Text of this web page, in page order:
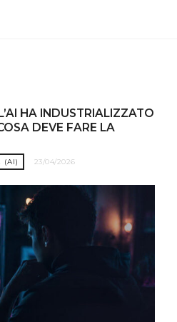
HA INDUSTRIALIZZATO
DEVE FARE LA
(AI) 23/04/2026